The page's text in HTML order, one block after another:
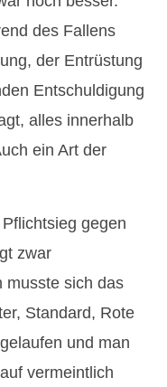
des Fallens
der Entrüstung
Entschuldigung
alles innerhalb
ein Art der
gegen
zwar
musste sich das
Standard, Rote
und man
vermeintlich